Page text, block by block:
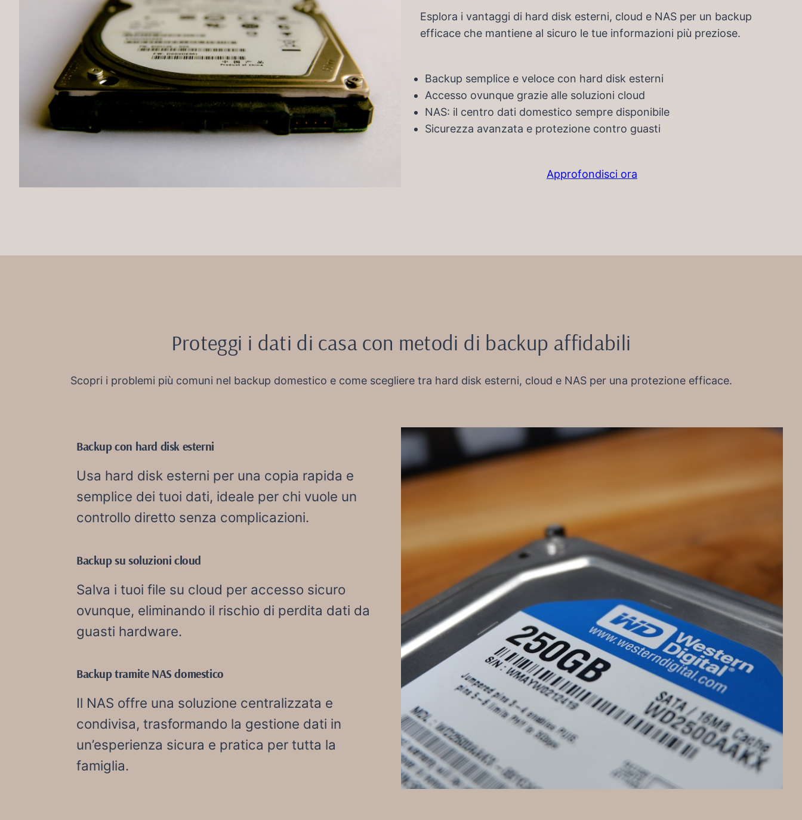
Esplora i vantaggi di hard disk esterni, cloud e NAS per un backup
efficace che mantiene al sicuro le tue informazioni più preziose.
Backup semplice e veloce con hard disk esterni
Accesso ovunque grazie alle soluzioni cloud
NAS: il centro dati domestico sempre disponibile
Sicurezza avanzata e protezione contro guasti
Approfondisci ora
Proteggi i dati di casa con metodi di backup affidabili
Scopri i problemi più comuni nel backup domestico e come scegliere tra hard disk esterni, cloud e NAS per una protezione efficace.
Backup con hard disk esterni
Usa hard disk esterni per una copia rapida e
semplice dei tuoi dati, ideale per chi vuole un
controllo diretto senza complicazioni.
Backup su soluzioni cloud
Salva i tuoi file su cloud per accesso sicuro
ovunque, eliminando il rischio di perdita dati da
guasti hardware.
Backup tramite NAS domestico
Il NAS offre una soluzione centralizzata e
condivisa, trasformando la gestione dati in
un’esperienza sicura e pratica per tutta la
famiglia.